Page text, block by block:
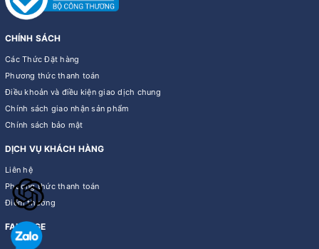
CHÍNH SÁCH
Các Thức Đặt hàng
Phương thức thanh toán
Điều khoản và điều kiện giao dịch chung
Chính sách giao nhận sản phẩm
Chính sách bảo mật
DỊCH VỤ KHÁCH HÀNG
Liên hệ
Phương thức thanh toán
Điểm thưởng
FANPAGE